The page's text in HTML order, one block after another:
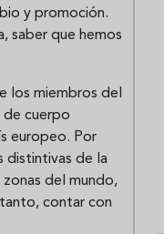
y promoción.
saber que hemos
los miembros del
de cuerpo
europeo. Por
distintivas de la
del mundo,
contar con